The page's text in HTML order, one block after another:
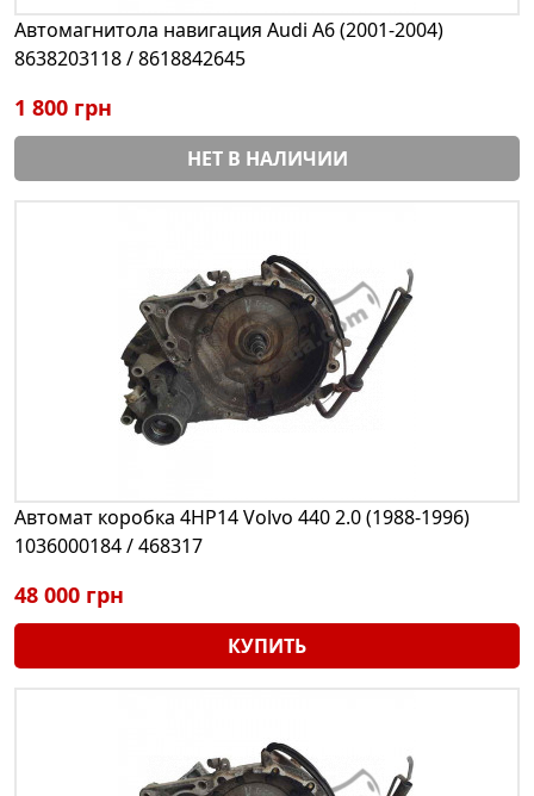
Автомагнитола навигация Audi A6 (2001-2004)
8638203118 / 8618842645
1 800 грн
НЕТ В НАЛИЧИИ
Автомат коробка 4HP14 Volvo 440 2.0 (1988-1996)
1036000184 / 468317
48 000 грн
КУПИТЬ